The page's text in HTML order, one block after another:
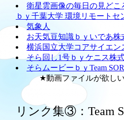
衛星雲画像の毎日の見どこ
ｂｙ千葉大学 環境リモート
気象人
お天気豆知識ｂｙいであ株
横浜国立大学コアサイエン
そら回し1号ｂｙケニス株
そらムービーｂｙTeam
★動画ファイルが欲しい
リンク集③：Team